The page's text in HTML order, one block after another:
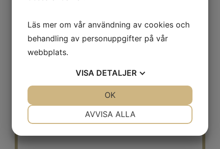
​​​​​​​Miniburgare
Honungs- & citronstekt kycklingspett
Läs mer om vår användning av cookies och
behandling av personuppgifter på vår
webbplats.
VISA DETALJER
AVVISA ALLA
OK